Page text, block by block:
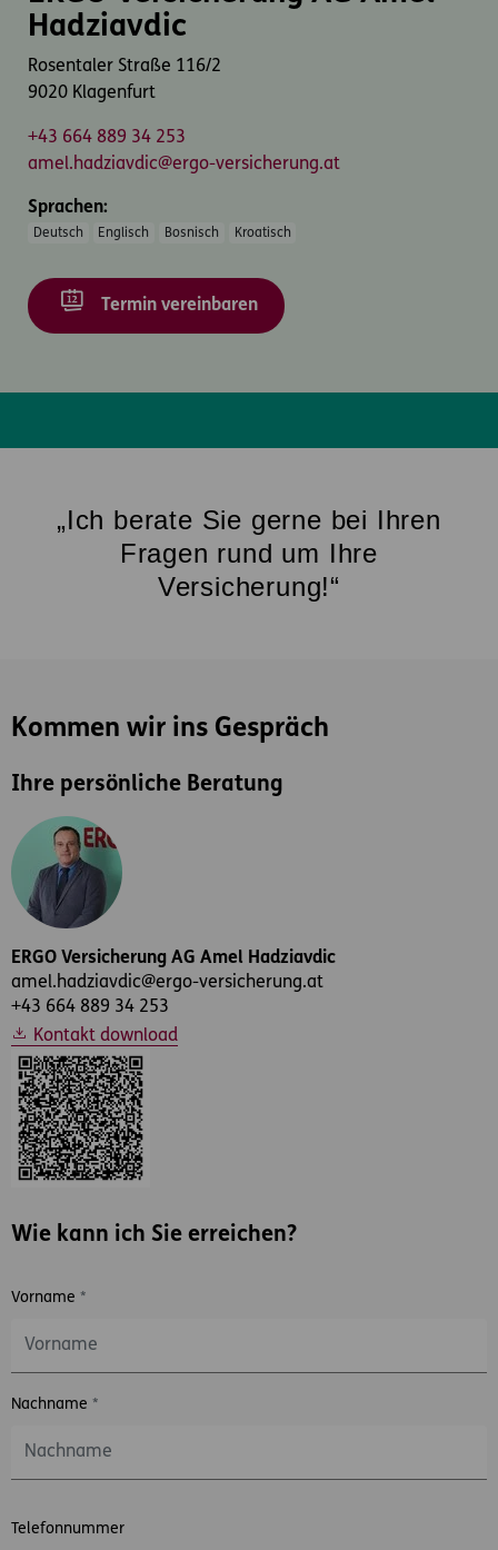
Hadziavdic
Rosentaler Straße 116/2
9020 Klagenfurt
+43 664 889 34 253
amel.hadziavdic@ergo-versicherung.at
Sprachen:
Deutsch Englisch Bosnisch Kroatisch
Termin vereinbaren
„Ich berate Sie gerne bei Ihren
Fragen rund um Ihre
Versicherung!“
Kommen wir ins Gespräch
Ihre persönliche Beratung
ERGO Versicherung AG Amel Hadziavdic
amel.hadziavdic@ergo-versicherung.at
+43 664 889 34 253
Kontakt download
Wie kann ich Sie erreichen?
Vorname *
Nachname *
Telefonnummer